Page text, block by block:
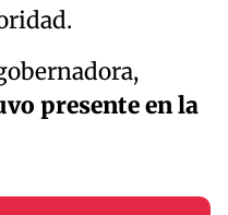
presente en la